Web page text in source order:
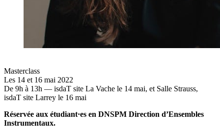
Masterclass
Les 14 et 16 mai 2022
De 9h à 13h — isdaT site La Vache le 14 mai, et Salle Strauss,
isdaT site Larrey le 16 mai
Réservée aux étudiant·es en DNSPM Direction d’Ensembles
Instrumentaux.